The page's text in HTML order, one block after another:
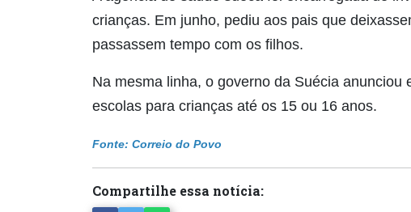
crianças. Em junho, pediu aos pais que
passassem tempo com os filhos.
Na mesma linha, o governo da Suécia
escolas para crianças até os 15 ou 16 anos.
Fonte: Correio do Povo
Compartilhe essa notícia: